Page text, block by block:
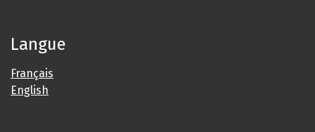
Langue
Français
English